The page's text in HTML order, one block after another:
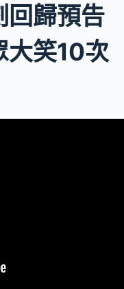
回歸預告
大笑10次